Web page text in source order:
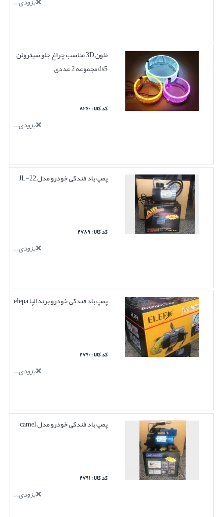
نئون 3D مناسب چراغ جلو سیتروئن
ds5 مجموعه 2 عددی
کد کالا : ۸۲۶۰
بزودی...
پمپ باد فندکی خودرو مدل JL-22
کد کالا : ۲۷۸۹
بزودی...
پمپ باد فندکی خودرو برند الپا elepa
کد کالا : ۲۷۹۰
بزودی...
پمپ باد فندکی خودرو مدل camel
کد کالا : ۲۷۹۱
بزودی...